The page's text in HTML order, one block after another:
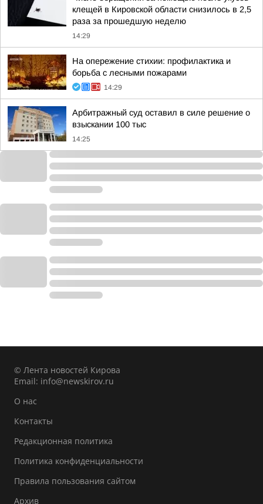
клещей в Кировской области снизилось в 2,5
раза за прошедшую неделю
14:29
На опережение стихии: профилактика и
борьба с лесными пожарами
14:29
Арбитражный суд оставил в силе решение о
взыскании 100 тыс
14:25
© Лента новостей Кирова
Email: info@newskirov.ru
О нас
Контакты
Редакционная политика
Политика конфиденциальности
Правила пользования сайтом
Архив